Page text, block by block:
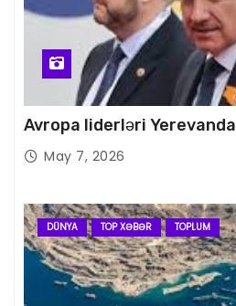
Avropa liderləri Yerevanda
May 7, 2026
DÜNYA TOP XƏBƏR TOPLUM